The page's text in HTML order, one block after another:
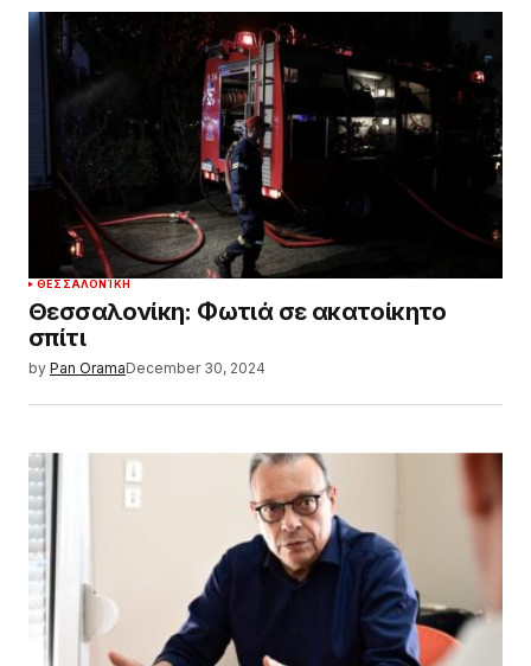
ΘΕΣΣΑΛΟΝΊΚΗ
Θεσσαλονίκη: Φωτιά σε ακατοίκητο
σπίτι
by Pan OramaDecember 30, 2024